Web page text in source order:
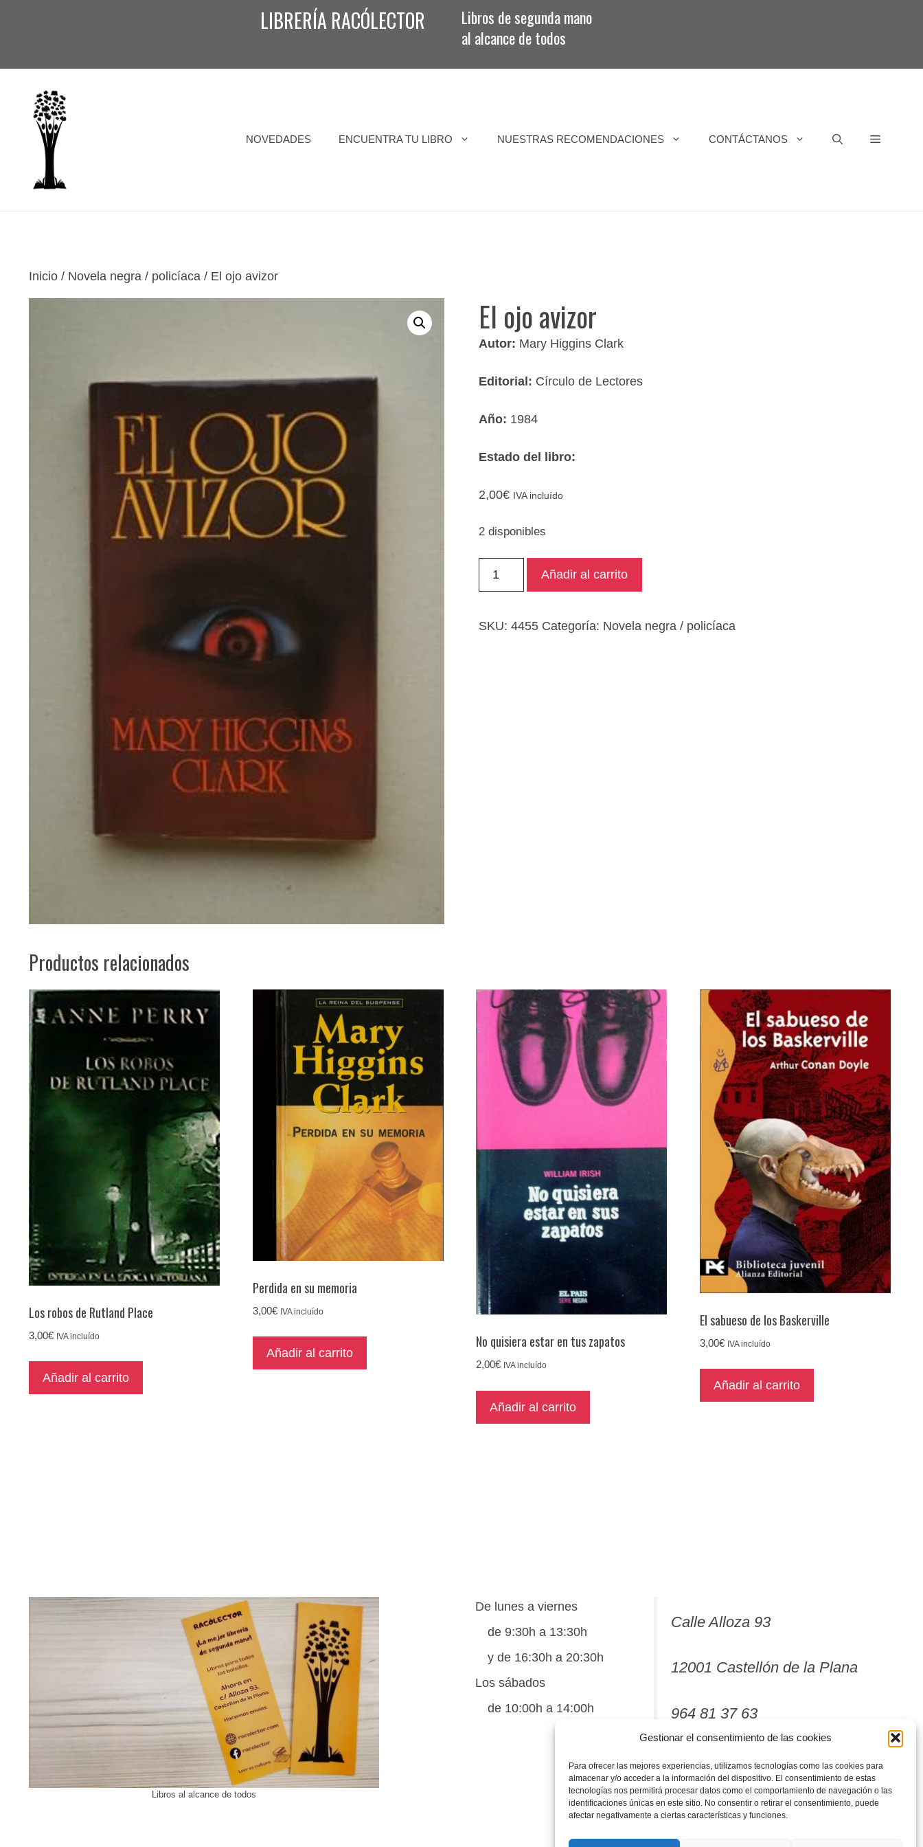
Gestionar el consentimiento de las cookies
Para ofrecer las mejores experiencias, utilizamos tecnologías como las cookies para
almacenar y/o acceder a la información del dispositivo. El consentimiento de estas
tecnologías nos permitirá procesar datos como el comportamiento de navegación o las
identificaciones únicas en este sitio. No consentir o retirar el consentimiento, puede
afectar negativamente a ciertas características y funciones.
LIBRERÍA RACÓLECTOR
Libros de segunda mano
al alcance de todos
NOVEDADES ENCUENTRA TU LIBRO NUESTRAS RECOMENDACIONES CONTÁCTANOS
Inicio / Novela negra / policíaca / El ojo avizor
El ojo avizor
Autor: Mary Higgins Clark
Editorial: Círculo de Lectores
Año: 1984
Estado del libro:
2,00€ IVA incluído
2 disponibles
cantidad
Añadir al carrito
SKU:4455 Categoría: Novela negra / policíaca
Productos relacionados
Los robos de Rutland Place
3,00€ IVA incluído
Añadir al carrito
Perdida en su memoria
3,00€ IVA incluído
Añadir al carrito
No quisiera estar en tus zapatos
2,00€ IVA incluído
Añadir al carrito
El sabueso de los Baskerville
3,00€ IVA incluído
Añadir al carrito
Libros al alcance de todos
De lunes a viernes
de 9:30h a 13:30h
y de 16:30h a 20:30h
Los sábados
de 10:00h a 14:00h
Calle Alloza 93
12001 Castellón de la Plana
964 81 37 63